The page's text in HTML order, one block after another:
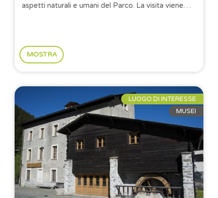
aspetti naturali e umani del Parco. La visita viene
MOSTRA
LUOGO DI INTERESSE
MUSEI